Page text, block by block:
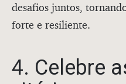
desafios juntos,
forte e resiliente.
4. Celebre